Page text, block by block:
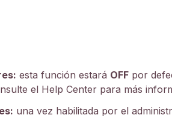
esta función estará OFF por
el Help Center para más
una vez habilitada por el